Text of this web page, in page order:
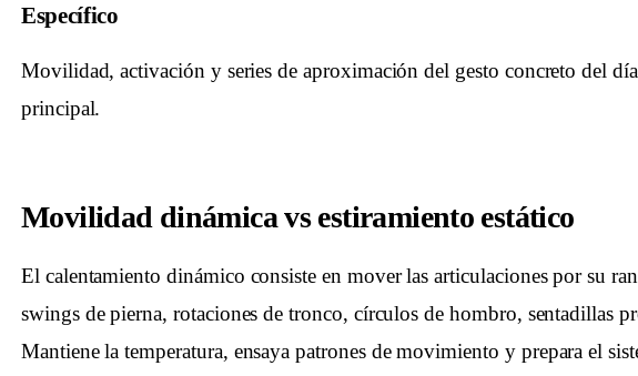
Específico
Movilidad, activación y series de aproximación del gesto concreto del
principal.
Movilidad dinámica vs estiramiento estático
El calentamiento dinámico consiste en mover las articulaciones por su
swings de pierna, rotaciones de tronco, círculos de hombro, sentadillas
Mantiene la temperatura, ensaya patrones de movimiento y prepara el